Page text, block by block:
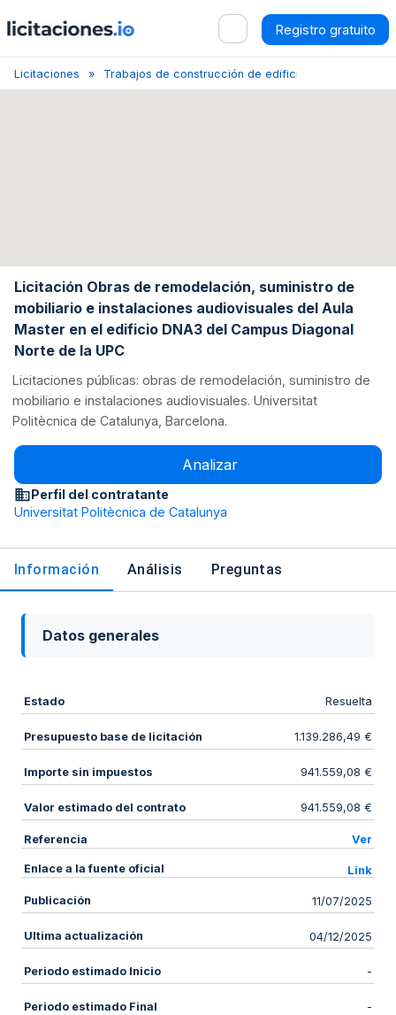
Registro gratuito
Licitaciones Trabajos de construcción de edificios relacionados
Licitación Obras de remodelación, suministro de
mobiliario e instalaciones audiovisuales del Aula
Master en el edificio DNA3 del Campus Diagonal
Norte de la UPC
Licitaciones públicas: obras de remodelación, suministro de
mobiliario e instalaciones audiovisuales. Universitat
Politècnica de Catalunya, Barcelona.
Analizar
Perfil del contratante
Universitat Politècnica de Catalunya
Información Análisis Preguntas
Datos generales
Estado Resuelta
Presupuesto base de licitación 1.139.286,49 €
Importe sin impuestos 941.559,08 €
Valor estimado del contrato 941.559,08 €
Referencia Ver
Enlace a la fuente oficial Link
Publicación 11/07/2025
Ultima actualización 04/12/2025
Periodo estimado Inicio -
Periodo estimado Final -